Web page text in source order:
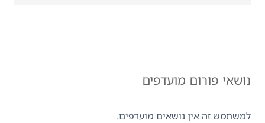
נושאי פורום מועדפים
למשתמש זה אין נושאים מועדפים.